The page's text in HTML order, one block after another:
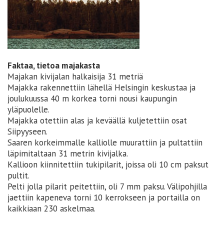
Faktaa, tietoa majakasta
Majakan kivijalan halkaisija 31 metriä
Majakka rakennettiin lähellä Helsingin keskustaa ja
joulukuussa 40 m korkea torni nousi kaupungin
yläpuolelle.
Majakka otettiin alas ja keväällä kuljetettiin osat
Siipyyseen.
Saaren korkeimmalle kalliolle muurattiin ja pultattiin
läpimitaltaan 31 metrin kivijalka.
Kallioon kiinnitettiin tukipilarit, joissa oli 10 cm paksut
pultit.
Pelti jolla pilarit peitettiin, oli 7 mm paksu. Välipohjilla
jaettiin kapeneva torni 10 kerrokseen ja portailla on
kaikkiaan 230 askelmaa.